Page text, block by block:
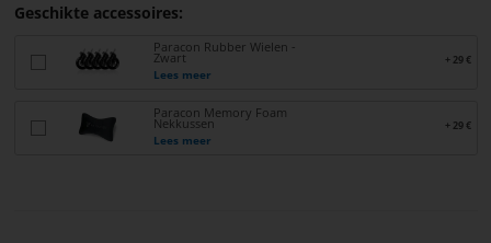
PARACON
Geschikte accessoires:
Paracon Rubber Wielen -
Zwart
Lees meer
+ 29 €
Paracon Memory Foam
Nekkussen
Lees meer
+ 29 €